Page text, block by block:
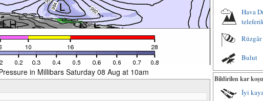
in Millibars Saturday 08 Aug at 10am
Hava
Rüzgâr
Bulut
Bildirilen kar
İyi